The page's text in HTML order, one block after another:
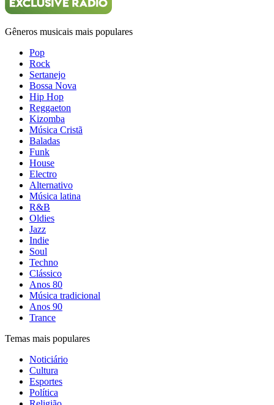
Gêneros musicais mais populares
Pop
Rock
Sertanejo
Bossa Nova
Hip Hop
Reggaeton
Kizomba
Música Cristã
Baladas
Funk
House
Electro
Alternativo
Música latina
R&B
Oldies
Jazz
Indie
Soul
Techno
Clássico
Anos 80
Música tradicional
Anos 90
Trance
Temas mais populares
Noticiário
Cultura
Esportes
Política